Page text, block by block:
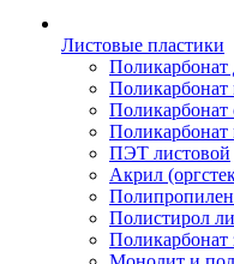
Листовые пластики
Поликарбонат
Поликарбонат
ПЭТ листовой
Акрил
Полистирол
Поликарбонат